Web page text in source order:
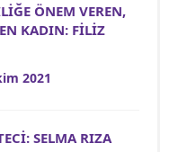
ÖNEM VEREN,
KADIN: FİLİZ
2021
SELMA RIZA